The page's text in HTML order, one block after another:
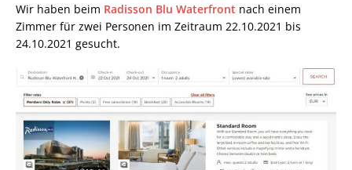
Wir haben beim Radisson Blu Waterfront nach einem
Zimmer für zwei Personen im Zeitraum 22.10.2021 bis
24.10.2021 gesucht.